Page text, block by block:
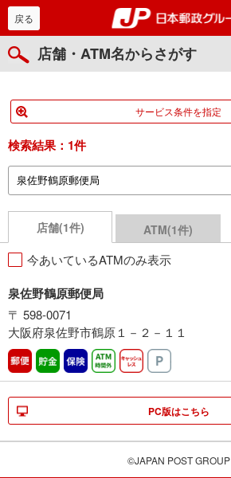
戻る
店舗・ATM名からさがす
サービス条件を指定
検索結果： 1件
店舗(1件) ATM(1件)
今あいているATMのみ表示
泉佐野鶴原郵便局
〒 598-0071
大阪府泉佐野市鶴原１－２－１１
郵便 貯金 保険 ATM時間外キャッシュレス
PC版はこちら
©JAPAN POST GROUP